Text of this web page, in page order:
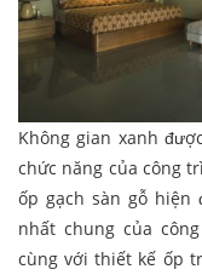
Không gian xanh
chức năng của công
ốp gạch sàn gỗ hiện
nhất chung của
cùng với thiết kế ốp